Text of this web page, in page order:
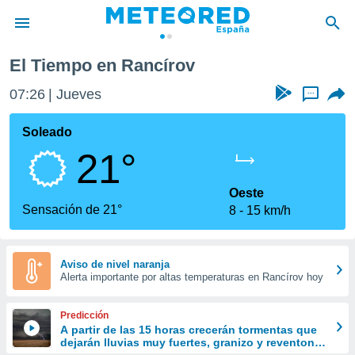
de
por
que se
calidad.
a este
las
y
forma
digital
basada
El Tiempo en Rancírov
07:26 Jueves ...
Soleado
21°
Sensación de 21°
Oeste
8
15 km/h
Aviso de nivel naranja
Alerta importante por altas temperaturas en Rancírov hoy
Predicción
A partir de las 15 horas crecerán tormentas que
dejarán lluvias muy fuertes, granizo y reventones